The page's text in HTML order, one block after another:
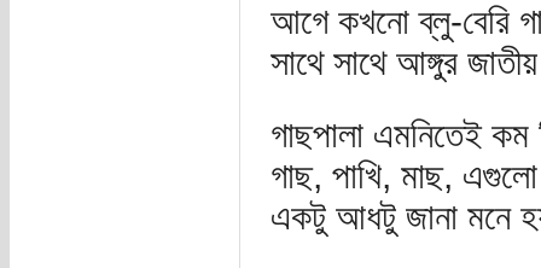
আগে কখনো ব্লু-বেরি
সাথে সাথে আঙ্গুর
গাছপালা এমনিতেই কম
গাছ, পাখি, মাছ,
একটু আধটু জানা মনে